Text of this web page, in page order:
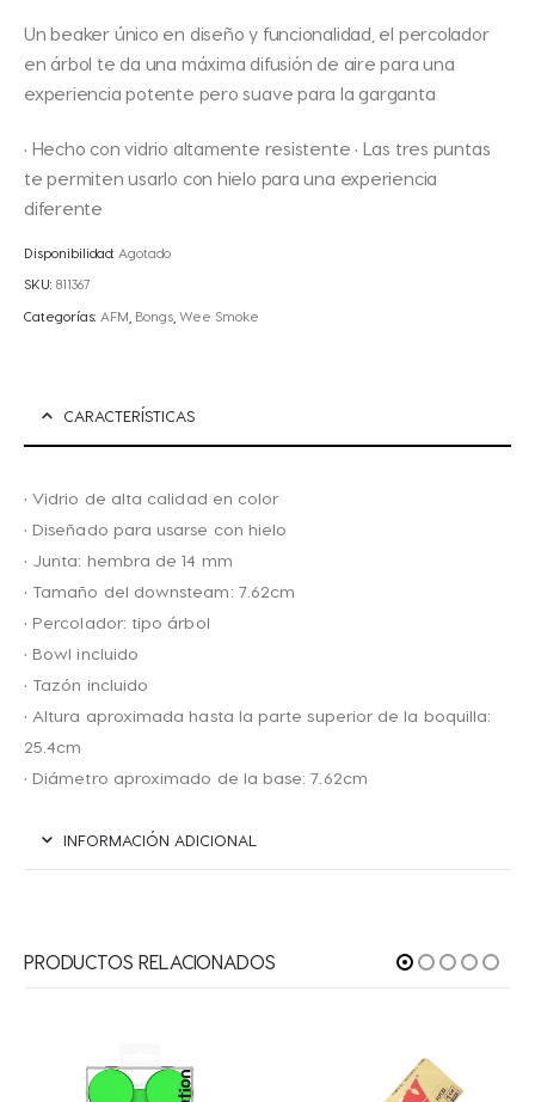
Un beaker único en diseño y funcionalidad, el percolador
en árbol te da una máxima difusión de aire para una
experiencia potente pero suave para la garganta
• Hecho con vidrio altamente resistente • Las tres puntas
te permiten usarlo con hielo para una experiencia
diferente
Disponibilidad: Agotado
SKU: 811367
Categorías: AFM Bongs Wee Smoke
CARACTERÍSTICAS
• Vidrio de alta calidad en color
• Diseñado para usarse con hielo
• Junta: hembra de 14 mm
• Tamaño del downsteam: 7.62cm
• Percolador: tipo árbol
• Bowl incluido
• Tazón incluido
• Altura aproximada hasta la parte superior de la boquilla:
25.4cm
• Diámetro aproximado de la base: 7.62cm
INFORMACIÓN ADICIONAL
PRODUCTOS RELACIONADOS